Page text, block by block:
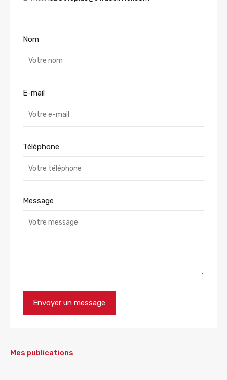
Nom
E-mail
Téléphone
Message
Mes publications